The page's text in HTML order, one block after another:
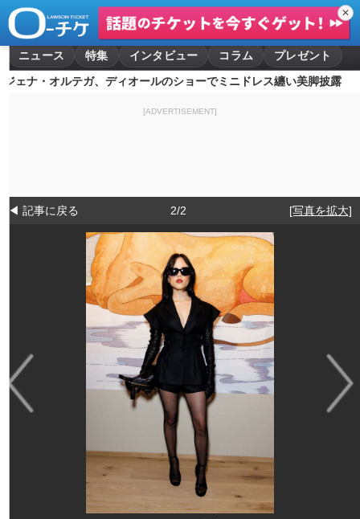
✕
ニュース 特集 インタビュー コラム
プレゼント
ジェナ・オルテガ、ディオールのショーでミニドレス纏い美脚披露
[ADVERTISEMENT]
◀ 記事に戻る 2/2 [写真を拡大]